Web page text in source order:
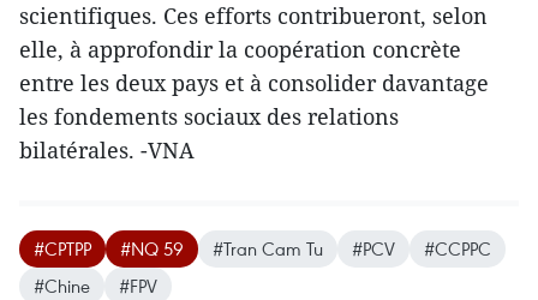
scientifiques. Ces efforts contribueront, selon
elle, à approfondir la coopération concrète
entre les deux pays et à consolider davantage
les fondements sociaux des relations
bilatérales. -VNA
#CPTPP #NQ 59 #Tran Cam Tu #PCV
#CCPPC
#Chine
#FPV